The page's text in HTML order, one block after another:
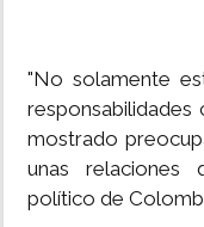
"No solamente
responsabilidades
mostrado
unas
político de